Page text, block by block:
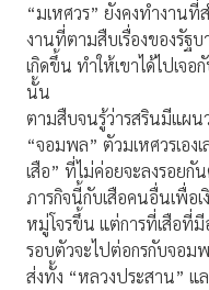
“มเหศวร” ยังคงทำงาน
งานที่ตามสืบเรื่องของรัฐ
เกิดขึ้น ทำให้เขาได้ไปเจ
นั้น
ตามสืบจนรู้ว่ารสรินมีแผน
“จอมพล” ตัวมเหศวรเอง
เสือ” ที่ไม่ค่อยจะลงรอยกั
ภารกิจนี้กับเสือคนอื่นเพื่อเ
หมู่โจรขึ้น แต่การที่เสือที่มี
รอบตัวจะไปต่อกรกับจอมพ
ส่งทั้ง “หลวงประสาน” แ